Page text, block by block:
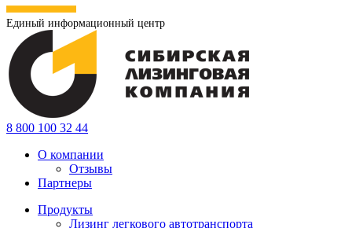
Единый информационный центр
8 800 100 32 44
О компании
Отзывы
Партнеры
Продукты
Лизинг легкового автотранспорта